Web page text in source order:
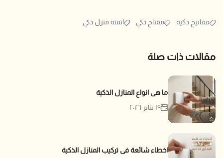
مفاتيح ذكية مفتاح ذكي اتمته منزل ذكي
مقالات ذات صلة
ما هى انواع المنازل الذكية
١٩ يناير ٢٠٢٦
اخطاء شائعة فى تركيب المنازل الذكية